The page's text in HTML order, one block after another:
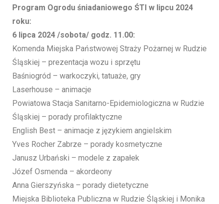
Program Ogrodu śniadaniowego ŚTI w lipcu 2024
roku:
6 lipca 2024 /sobota/ godz. 11.00:
Komenda Miejska Państwowej Straży Pożarnej w Rudzie
Śląskiej – prezentacja wozu i sprzętu
Baśniogród – warkoczyki, tatuaże, gry
Laserhouse – animacje
Powiatowa Stacja Sanitarno-Epidemiologiczna w Rudzie
Śląskiej – porady profilaktyczne
English Best – animacje z językiem angielskim
Yves Rocher Zabrze – porady kosmetyczne
Janusz Urbański – modele z zapałek
Józef Osmenda – akordeony
Anna Gierszyńska – porady dietetyczne
Miejska Biblioteka Publiczna w Rudzie Śląskiej i Monika